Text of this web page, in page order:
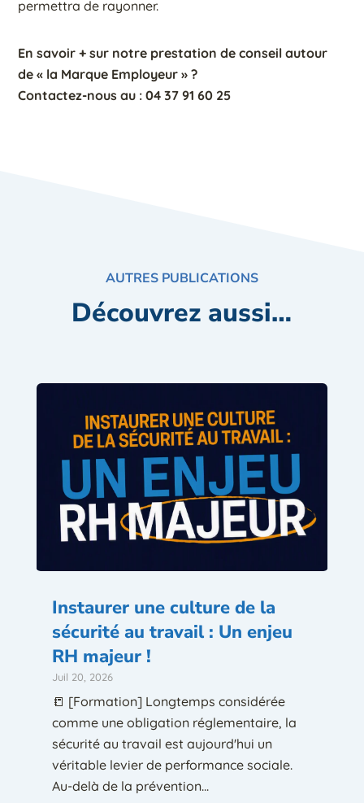
permettra de rayonner.
En savoir + sur notre prestation de conseil autour
de « la Marque Employeur » ?
Contactez-nous au : 04 37 91 60 25
AUTRES PUBLICATIONS
Découvrez aussi…
Instaurer une culture de la
sécurité au travail : Un enjeu
RH majeur !
Juil 20, 2026
📒 [Formation] Longtemps considérée
comme une obligation réglementaire, la
sécurité au travail est aujourd'hui un
véritable levier de performance sociale.
Au-delà de la prévention...